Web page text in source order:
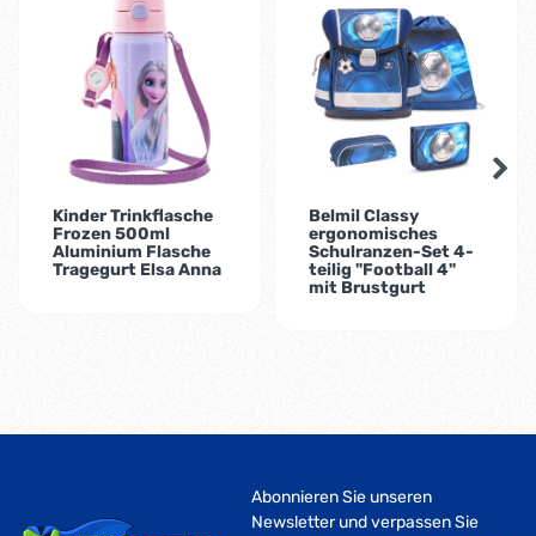
Kinder Trinkflasche
Frozen 500ml
Aluminium Flasche
Tragegurt Elsa Anna
Belmil Classy
ergonomisches
Schulranzen-Set 4-
teilig "Football 4"
mit Brustgurt
Abonnieren Sie unseren
Newsletter und verpassen Sie